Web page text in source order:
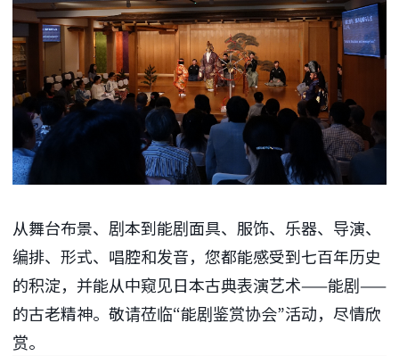
从舞台布景、剧本到能剧面具、服饰、乐器、导演、
编排、形式、唱腔和发音，您都能感受到七百年历史
的积淀，并能从中窥见日本古典表演艺术——能剧——
的古老精神。敬请莅临“能剧鉴赏协会”活动，尽情欣
赏。